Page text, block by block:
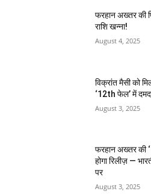
फरहान अख्तर की
राशि खन्ना!
August 4, 2025
विक्रांत मैसी को
‘12th फेल’ में
August 3, 2025
फरहान अख्तर की
होगा रिलीज़ —
पर
August 3, 2025